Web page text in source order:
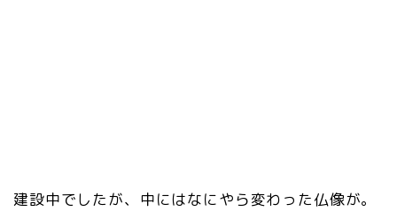
建設中でしたが、中にはなにやら変わった仏像が。